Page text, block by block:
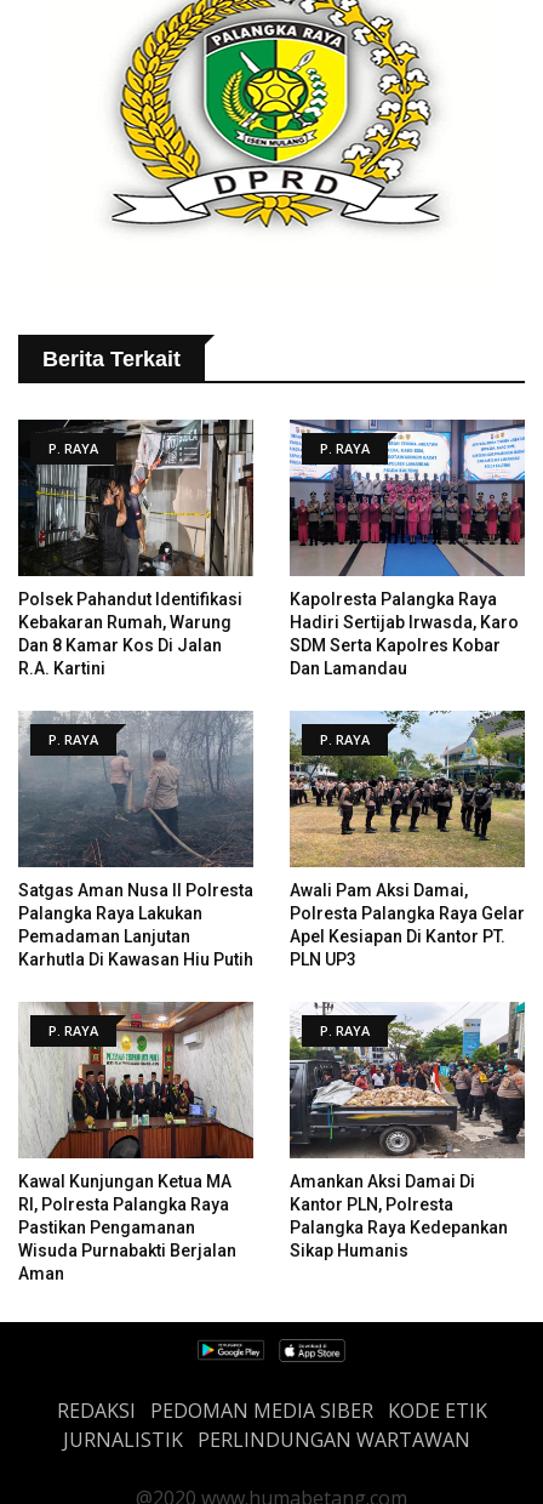
Berita Terkait
P. RAYA
Polsek Pahandut Identifikasi
Kebakaran Rumah, Warung
Dan 8 Kamar Kos Di Jalan
R.A. Kartini
P. RAYA
Kapolresta Palangka Raya
Hadiri Sertijab Irwasda, Karo
SDM Serta Kapolres Kobar
Dan Lamandau
P. RAYA
Satgas Aman Nusa II Polresta
Palangka Raya Lakukan
Pemadaman Lanjutan
Karhutla Di Kawasan Hiu Putih
P. RAYA
Awali Pam Aksi Damai,
Polresta Palangka Raya Gelar
Apel Kesiapan Di Kantor PT.
PLN UP3
P. RAYA
Kawal Kunjungan Ketua MA
RI, Polresta Palangka Raya
Pastikan Pengamanan
Wisuda Purnabakti Berjalan
Aman
P. RAYA
Amankan Aksi Damai Di
Kantor PLN, Polresta
Palangka Raya Kedepankan
Sikap Humanis
REDAKSI PEDOMAN MEDIA SIBER
KODE ETIK
JURNALISTIK PERLINDUNGAN WARTAWAN
@2020 www.humabetang.com